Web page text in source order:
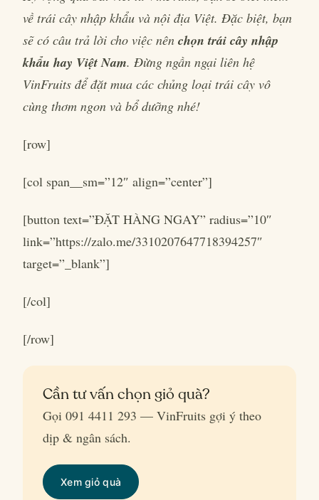
về trái cây nhập khẩu và nội địa Việt. Đặc biệt, bạn
sẽ có câu trả lời cho việc nên chọn trái cây nhập
khẩu hay Việt Nam. Đừng ngần ngại liên hệ
VinFruits để đặt mua các chủng loại trái cây vô
cùng thơm ngon và bổ dưỡng nhé!
[row]
[col span__sm=”12″ align=”center”]
[button text=”ĐẶT HÀNG NGAY” radius=”10″
link=”https://zalo.me/3310207647718394257″
target=”_blank”]
[/col]
[/row]
Cần tư vấn chọn giỏ quà?
Gọi 091 4411 293 — VinFruits gợi ý theo
dịp & ngân sách.
Xem giỏ quà